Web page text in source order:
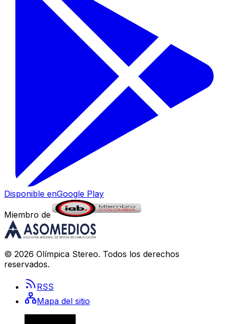
Disponible enGoogle Play
Miembro de
© 2026 Olímpica Stereo. Todos los derechos
reservados.
RSS
Mapa del sitio